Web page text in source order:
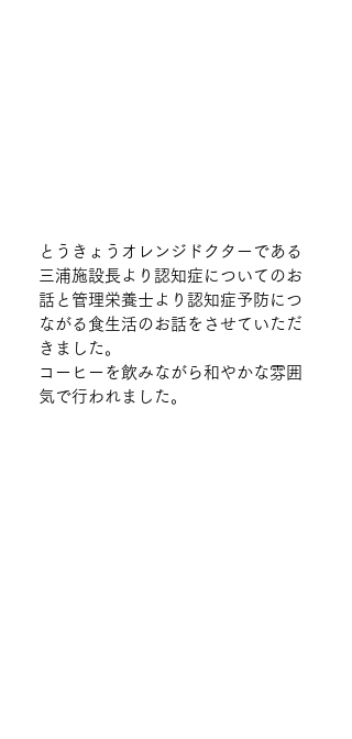
とうきょうオレンジドクターである
三浦施設長より認知症についてのお
話と管理栄養士より認知症予防につ
ながる食生活のお話をさせていただ
きました。
コーヒーを飲みながら和やかな雰囲
気で行われました。